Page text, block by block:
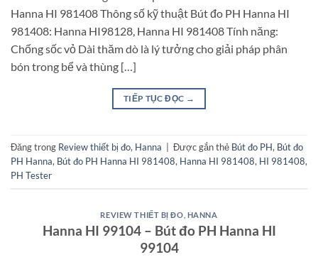
Hanna HI 981408 Thông số kỹ thuật Bút đo PH Hanna HI
981408: Hanna HI98128, Hanna HI 981408 Tính năng:
Chống sốc vỏ Dài thăm dò là lý tưởng cho giải pháp phân
bón trong bể và thùng […]
TIẾP TỤC ĐỌC →
Đăng trong Review thiết bị đo, Hanna Được gắn thẻ Bút đo PH, Bút đo
PH Hanna, Bút đo PH Hanna HI 981408, Hanna HI 981408, HI 981408,
PH Tester
REVIEW THIẾT BỊ ĐO HANNA
Hanna HI 99104 – Bút đo PH Hanna HI
99104